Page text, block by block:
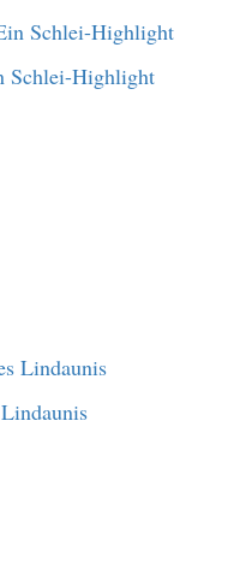
Schlei-Highlight